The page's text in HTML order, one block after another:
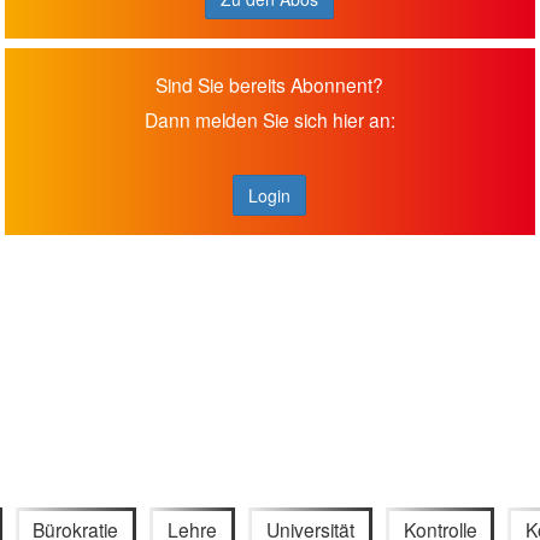
Sind Sie bereits Abonnent?
Dann melden Sie sich hier an:
Login
Bürokratie Lehre Universität Kontrolle